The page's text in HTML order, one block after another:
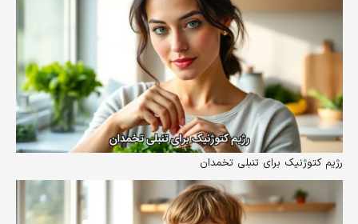
رژیم کتوژنیک برای تنبلی تخمدان